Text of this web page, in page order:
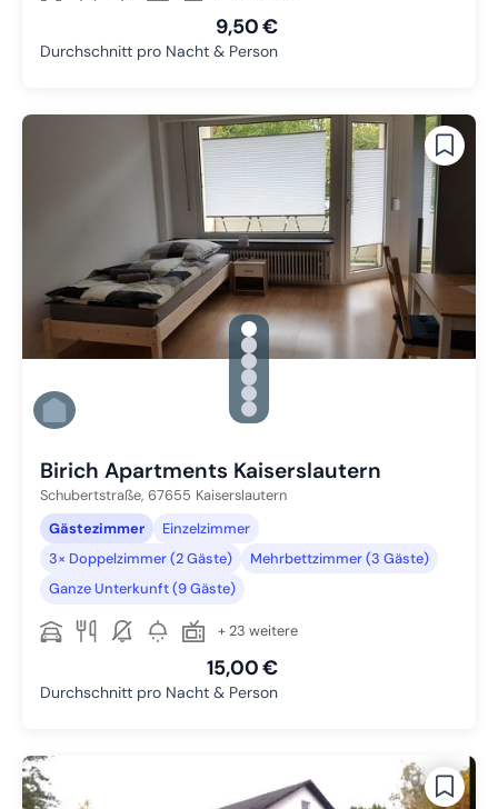
9,50 €
Durchschnitt pro Nacht & Person
gallery.slide_selector
Zu Slide 1 wechseln
Zu Slide 2 wechseln
Zu Slide 3 wechseln
Zu Slide 4 wechseln
Zu Slide 5 wechseln
Zu Slide 6 wechseln
Birich Apartments Kaiserslautern
Schubertstraße, 67655 Kaiserslautern
Gästezimmer
Einzelzimmer
3× Doppelzimmer (2 Gäste)
Mehrbettzimmer (3 Gäste)
Ganze Unterkunft (9 Gäste)
+ 23 weitere
15,00 €
Durchschnitt pro Nacht & Person